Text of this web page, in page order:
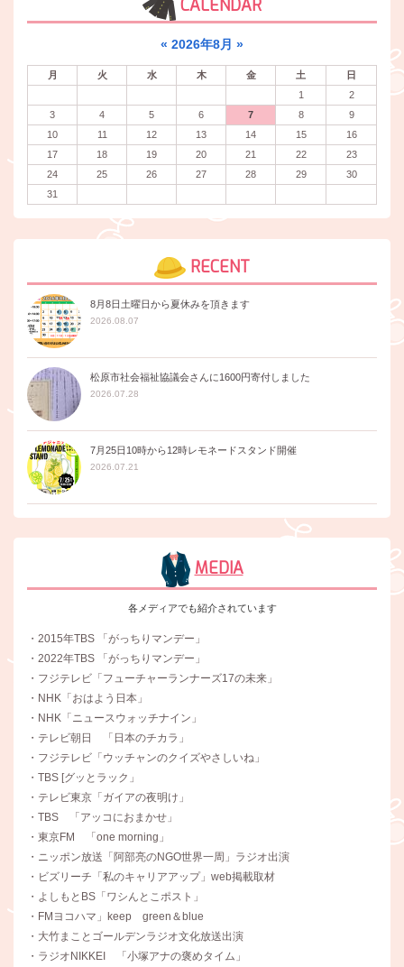
CALENDAR
« 2026年8月 »
月 火 水 木 金 土
日
1
2
3
4 5 6 7 8
9
10
11 12 13 14 15
16
17
18 19 20 21 22
23
24
25 26 27 28 29
30
31
RECENT
8月8日土曜日から夏休みを頂きます
2026.08.07
松原市社会福祉協議会さんに1600円寄付しました
2026.07.28
7月25日10時から12時レモネードスタンド開催
2026.07.21
MEDIA
各メディアでも紹介されています
・2015年TBS 「がっちりマンデー」
・2022年TBS 「がっちりマンデー」
・フジテレビ「フューチャーランナーズ17の未来」
・NHK「おはよう日本」
・NHK「ニュースウォッチナイン」
・テレビ朝日 「日本のチカラ」
・フジテレビ「ウッチャンのクイズやさしいね」
・TBS [グッとラック」
・テレビ東京「ガイアの夜明け」
・TBS 「アッコにおまかせ」
・東京FM 「one morning」
・ニッポン放送「阿部亮のNGO世界一周」ラジオ出演
・ビズリーチ「私のキャリアアップ」web掲載取材
・よしもとBS「ワシんとこポスト」
・FMヨコハマ」keep green＆blue
・大竹まことゴールデンラジオ文化放送出演
・ラジオNIKKEI 「小塚アナの褒めタイム」